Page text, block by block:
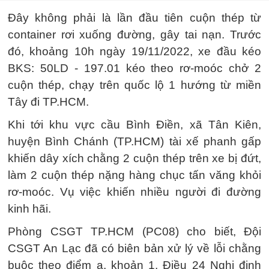
Đây không phải là lần đầu tiên cuộn thép từ
container rơi xuống đường, gây tai nạn. Trước
đó, khoảng 10h ngày 19/11/2022, xe đầu kéo
BKS: 50LD - 197.01 kéo theo rơ-moóc chở 2
cuộn thép, chạy trên quốc lộ 1 hướng từ miền
Tây đi TP.HCM.
Khi tới khu vực cầu Bình Điền, xã Tân Kiên,
huyện Bình Chánh (TP.HCM) tài xế phanh gấp
khiến dây xích chằng 2 cuộn thép trên xe bị đứt,
làm 2 cuộn thép nặng hàng chục tấn văng khỏi
rơ-moóc. Vụ việc khiến nhiều người đi đường
kinh hãi.
Phòng CSGT TP.HCM (PC08) cho biết, Đội
CSGT An Lạc đã có biên bản xử lý về lỗi chằng
buộc theo điểm a, khoản 1, Điều 24 Nghị định